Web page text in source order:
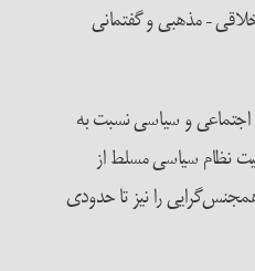
– مذهبی و گفتمانی
اجتماعی و سیاسی نسبت به
نظام سیاسی مسلط از
را نیز تا حدودی